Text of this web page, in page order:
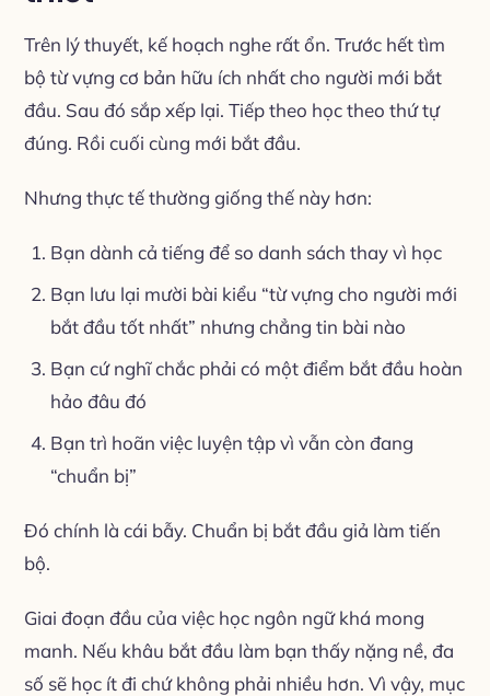
Trên lý thuyết, kế hoạch nghe rất ổn. Trước hết tìm
bộ từ vựng cơ bản hữu ích nhất cho người mới bắt
đầu. Sau đó sắp xếp lại. Tiếp theo học theo thứ tự
đúng. Rồi cuối cùng mới bắt đầu.
Nhưng thực tế thường giống thế này hơn:
Bạn dành cả tiếng để so danh sách thay vì học
Bạn lưu lại mười bài kiểu “từ vựng cho người mới
bắt đầu tốt nhất” nhưng chẳng tin bài nào
Bạn cứ nghĩ chắc phải có một điểm bắt đầu hoàn
hảo đâu đó
Bạn trì hoãn việc luyện tập vì vẫn còn đang
“chuẩn bị”
Đó chính là cái bẫy. Chuẩn bị bắt đầu giả làm tiến
bộ.
Giai đoạn đầu của việc học ngôn ngữ khá mong
manh. Nếu khâu bắt đầu làm bạn thấy nặng nề, đa
số sẽ học ít đi chứ không phải nhiều hơn. Vì vậy, mục